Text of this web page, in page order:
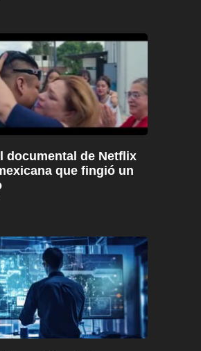
documental de Netflix
que fingió un